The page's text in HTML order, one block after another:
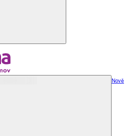
Nově